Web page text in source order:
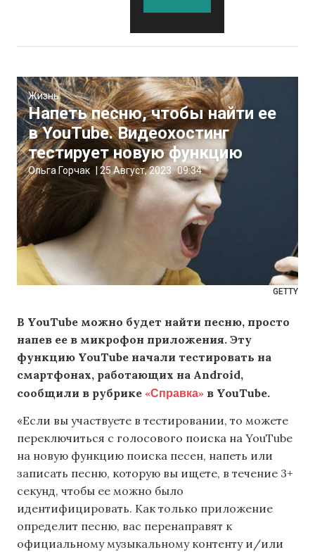
GETTY
Жизнь
Напеть песню, чтобы найти ее
в YouTube. Видеохостинг
тестирует новую функцию
Ольга Горчак 25 Август, 2023 09:34
В YouTube можно будет найти песню, просто
напев ее в микрофон приложения. Эту
функцию YouTube начали тестировать на
смартфонах, работающих на Android,
сообщили в рубрике «Справка» в YouTube.
«Если вы участвуете в тестировании, то можете
переключиться с голосового поиска на YouTube
на новую функцию поиска песен, напеть или
записать песню, которую вы ищете, в течение 3+
секунд, чтобы ее можно было
идентифицировать. Как только приложение
определит песню, вас перенаправят к
официальному музыкальному контенту и/или